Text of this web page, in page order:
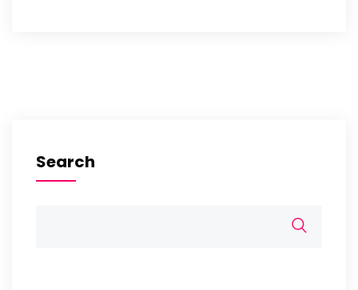
Search